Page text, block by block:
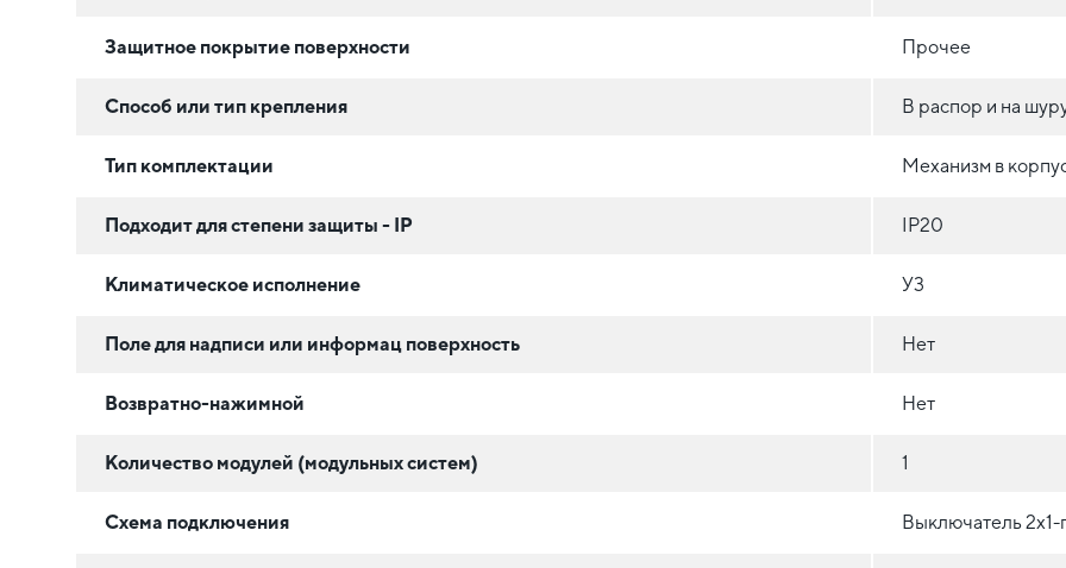
Защитное покрытие поверхности Прочее
Способ или тип крепления В распор и на
Тип комплектации Механизм в
Подходит для степени защиты - IP IP20
Климатическое исполнение У3
Поле для надписи или информац поверхность Нет
Возвратно-нажимной Нет
Количество модулей (модульных систем) 1
Схема подключения Выключатель